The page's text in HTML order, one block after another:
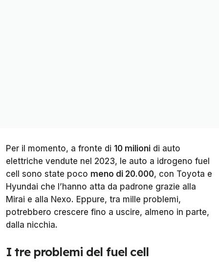
Per il momento, a fronte di 10 milioni di auto
elettriche vendute nel 2023, le auto a idrogeno fuel
cell sono state poco meno di 20.000, con Toyota e
Hyundai che l’hanno atta da padrone grazie alla
Mirai e alla Nexo. Eppure, tra mille problemi,
potrebbero crescere fino a uscire, almeno in parte,
dalla nicchia.
I tre problemi del fuel cell